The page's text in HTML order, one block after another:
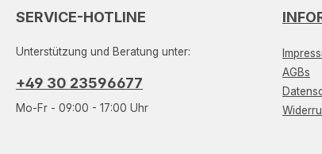
SERVICE-HOTLINE
Unterstützung und Beratung unter:
+49 30 23596677
Mo-Fr - 09:00 - 17:00 Uhr
AGBs